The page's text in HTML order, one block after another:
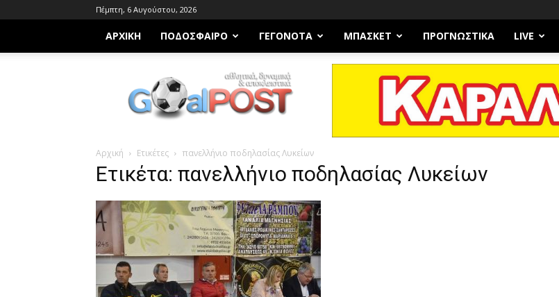
Πέμπτη, 6 Αυγούστου, 2026
ΑΡΧΙΚΗ ΠΟΔΌΣΦΑΙΡΟ ΓΕΓΟΝΌΤΑ ΜΠΆΣΚΕΤ ΠΡΟΓΝΩΣΤΙΚΑ LIVE
Goalpost.gr
Αρχική Ετικέτες πανελλήνιο ποδηλασίας Λυκείων
Ετικέτα: πανελλήνιο ποδηλασίας Λυκείων